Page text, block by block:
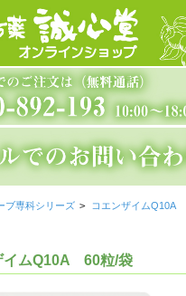
ブ専科シリーズ > コエンザイムQ10A
イムQ10A 60粒/袋